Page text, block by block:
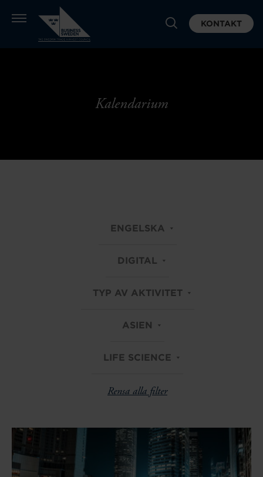
KONTAKT
Kalendarium
ENGELSKA
DIGITAL
TYP AV AKTIVITET
ASIEN
LIFE SCIENCE
Rensa alla filter